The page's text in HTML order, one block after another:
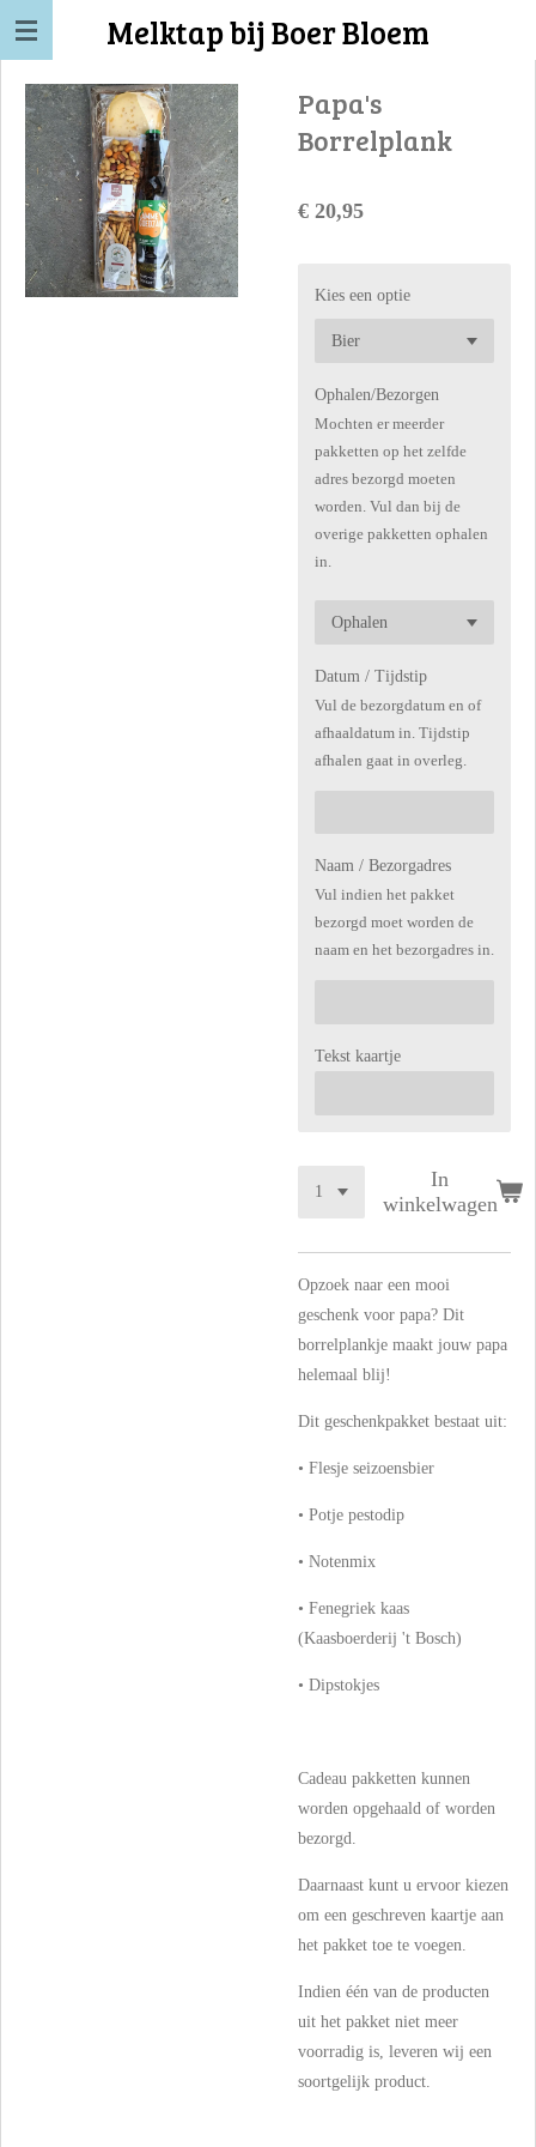
Ga
naar
de
hoofdinhoud
Melktap bij Boer Bloem
Papa's
Borrelplank
€ 20,95
Kies een optie
Ophalen/Bezorgen
Mochten er meerder
pakketten op het zelfde
adres bezorgd moeten
worden. Vul dan bij de
overige pakketten ophalen
in.
Datum / Tijdstip
Vul de bezorgdatum en of
afhaaldatum in. Tijdstip
afhalen gaat in overleg.
Naam / Bezorgadres
Vul indien het pakket
bezorgd moet worden de
naam en het bezorgadres in.
Tekst kaartje
In
winkelwagen
Opzoek naar een mooi
geschenk voor papa? Dit
borrelplankje maakt jouw papa
helemaal blij!
Dit geschenkpakket bestaat uit:
• Flesje seizoensbier
• Potje pestodip
• Notenmix
• Fenegriek kaas
(Kaasboerderij 't Bosch)
• Dipstokjes
Cadeau pakketten kunnen
worden opgehaald of worden
bezorgd.
Daarnaast kunt u ervoor kiezen
om een geschreven kaartje aan
het pakket toe te voegen.
Indien één van de producten
uit het pakket niet meer
voorradig is, leveren wij een
soortgelijk product.